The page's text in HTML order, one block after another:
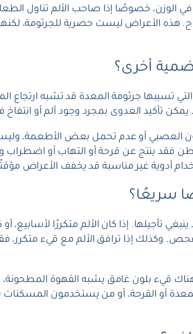
الوزن، خصوصًا إذا صاحب الألم تناول
الأعراض ليست حصرية للجرثومة، لكنها
أخرى؟
جرثومة المعدة قد تشبه ارتجاع
تأكيد العدوى بمجرد وجود ألم أو
العصبي أو عدم تحمل بعض الأطعمة، وليس
فقد ينتج عن قرحة أو التهاب أو
أدوية غير مناسبة قد يخفف الأعراض
سريعًا؟
تأجيلها. إذا كان الألم متكررًا لأسابيع،
إذا ترافق الألم مع قيء متكرر،
هناك قيء بلون غامق يشبه القهوة
أو القرحة، أو من يستخدمون المسكنات